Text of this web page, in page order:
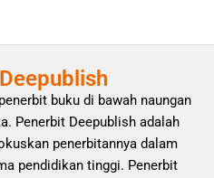
buku di bawah naungan
Penerbit Deepublish adalah
penerbitannya dalam
pendidikan tinggi. Penerbit